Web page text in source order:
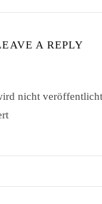
A REPLY
nicht